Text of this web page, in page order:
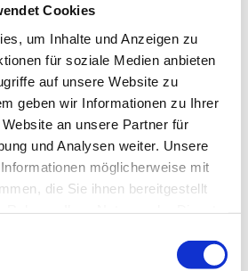
Cookies
um Inhalte und Anzeigen zu
für soziale Medien anbieten
auf unsere Website zu
geben wir Informationen zu Ihrer
an unsere Partner für
und Analysen weiter. Unsere
möglicherweise mit
die Sie ihnen bereitgestellt
Gutachten
ein Kfz-Gutachten?